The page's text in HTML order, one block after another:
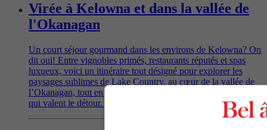
Virée à Kelowna et dans la vallée de
l'Okanagan
Un court séjour gourmand dans les environs de Kelowna? On
dit oui! Entre vignobles primés, restaurants réputés et spas
luxueux, voici un itinéraire tout désigné pour explorer les
paysages sublimes de Lake Country, au cœur de la vallée de
l’Okanagan, tout en découvrant des trésors gastronomiques
qui valent le détour. Suivez le guide!